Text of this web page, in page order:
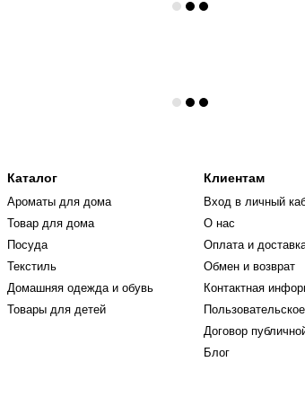
Каталог
Ароматы для дома
Товар для дома
Посуда
Текстиль
Домашняя одежда и обувь
Товары для детей
Клиентам
Вход в личный
О нас
Оплата и
Обмен и возврат
Контактная
Договор
Блог